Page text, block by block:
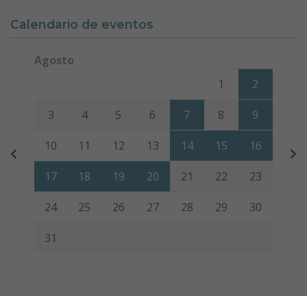
Calendario de eventos
Agosto
Viernes Sábado
1 2
3 4 5 6 7 8 9
10 11 12 13 14 15 16
17 18 19 20 21 22 23
24 25 26 27 28 29 30
31